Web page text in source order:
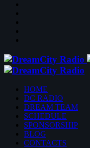
HOME
DC RADIO
DREAM TEAM
SCHEDULE
SPONSORSHIP
BLOG
CONTACTS